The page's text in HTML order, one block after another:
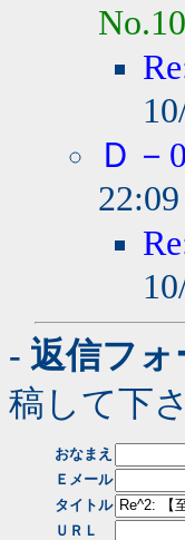
Ｄ－
22:09
- 返信フォ
稿して下さ
おなまえ
Ｅメール
タイトル
ＵＲＬ